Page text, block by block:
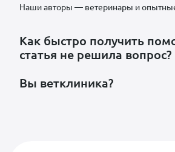
Наши авторы — ветеринары и
Как быстро получить
статья не решила вопрос?
Вы ветклиника?